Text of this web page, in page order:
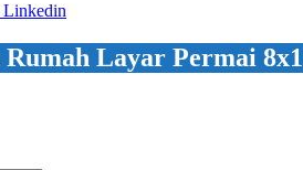
Linkedin
Rumah Layar Permai